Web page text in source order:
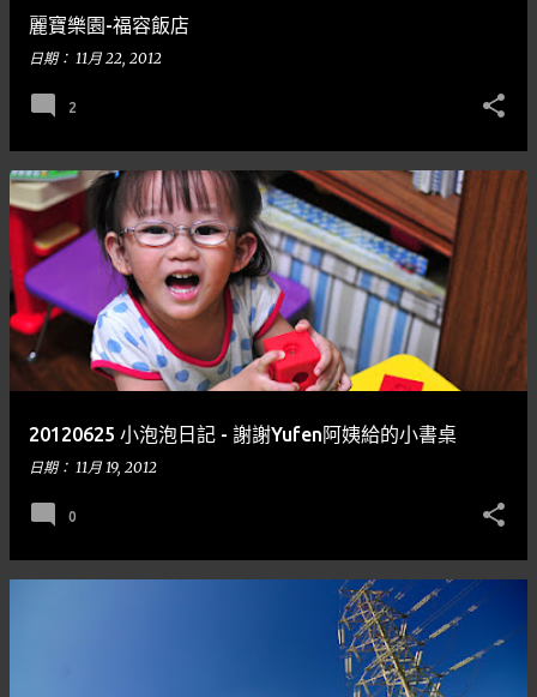
麗寶樂園-福容飯店
日期： 11月 22, 2012
2
20120625 小泡泡日記 - 謝謝Yufen阿姨給的小書桌
日期： 11月 19, 2012
0